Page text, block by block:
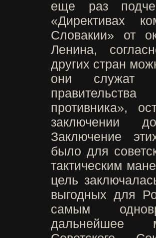
еще раз
«Директивах
Словакии» от
Ленина,
других стран
они служат
противника»,
заключении
Заключение
было для
тактическим
цель
выгодных для
самым
дальнейшее